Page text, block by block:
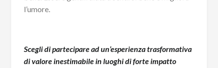
l’umore.
Scegli di partecipare ad un’esperienza trasformativa
di valore inestimabile in luoghi di forte impatto